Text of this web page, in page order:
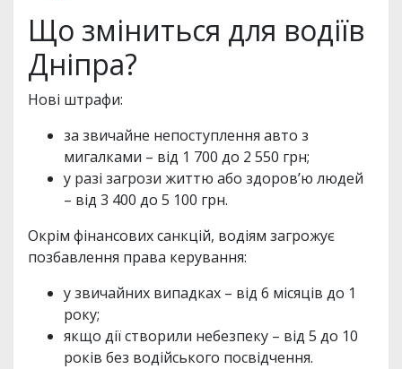
Що зміниться для водіїв
Дніпра?
Нові штрафи:
за звичайне непоступлення авто з
мигалками – від 1 700 до 2 550 грн;
у разі загрози життю або здоров’ю людей
– від 3 400 до 5 100 грн.
Окрім фінансових санкцій, водіям загрожує
позбавлення права керування:
у звичайних випадках – від 6 місяців до 1
року;
якщо дії створили небезпеку – від 5 до 10
років без водійського посвідчення.